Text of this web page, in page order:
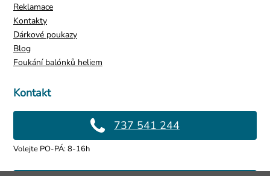
Kontakt
737 541 244
Volejte PO-PÁ: 8-16h
Reklamace
Kontakty
Dárkové poukazy
Blog
Foukání balónků heliem